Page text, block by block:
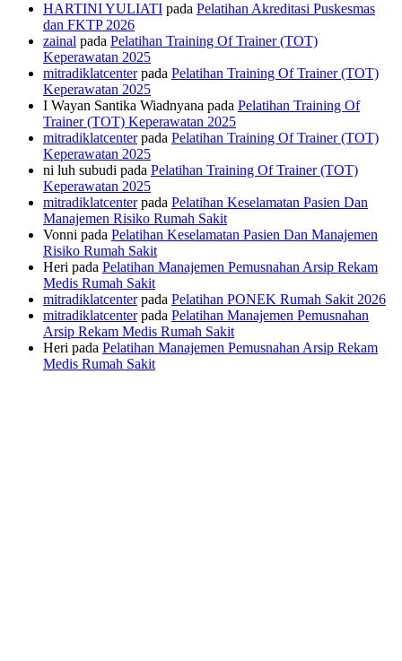
HARTINI YULIATI pada Pelatihan Akreditasi Puskesmas
dan FKTP 2026
zainal pada Pelatihan Training Of Trainer (TOT)
Keperawatan 2025
mitradiklatcenterpada Pelatihan Training Of Trainer (TOT)
Keperawatan 2025
I Wayan Santika Wiadnyana pada Pelatihan Training Of
Trainer (TOT) Keperawatan 2025
mitradiklatcenterpada Pelatihan Training Of Trainer (TOT)
Keperawatan 2025
ni luh subudi pada Pelatihan Training Of Trainer (TOT)
Keperawatan 2025
mitradiklatcenterpada Pelatihan Keselamatan Pasien Dan
Manajemen Risiko Rumah Sakit
Vonni pada Pelatihan Keselamatan Pasien Dan Manajemen
Risiko Rumah Sakit
Heri pada Pelatihan Manajemen Pemusnahan Arsip Rekam
Medis Rumah Sakit
mitradiklatcenterpada Pelatihan PONEK Rumah Sakit 2026
mitradiklatcenterpada Pelatihan Manajemen Pemusnahan
Arsip Rekam Medis Rumah Sakit
Heri pada Pelatihan Manajemen Pemusnahan Arsip Rekam
Medis Rumah Sakit